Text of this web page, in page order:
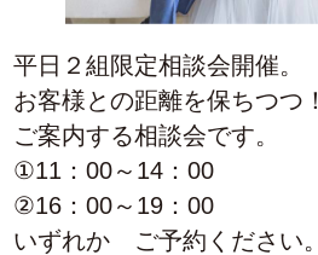
平日２組限定相談会開催。
お客様との距離を保ちつつ！
ご案内する相談会です。
①11：00～14：00
②16：00～19：00
いずれか ご予約ください。